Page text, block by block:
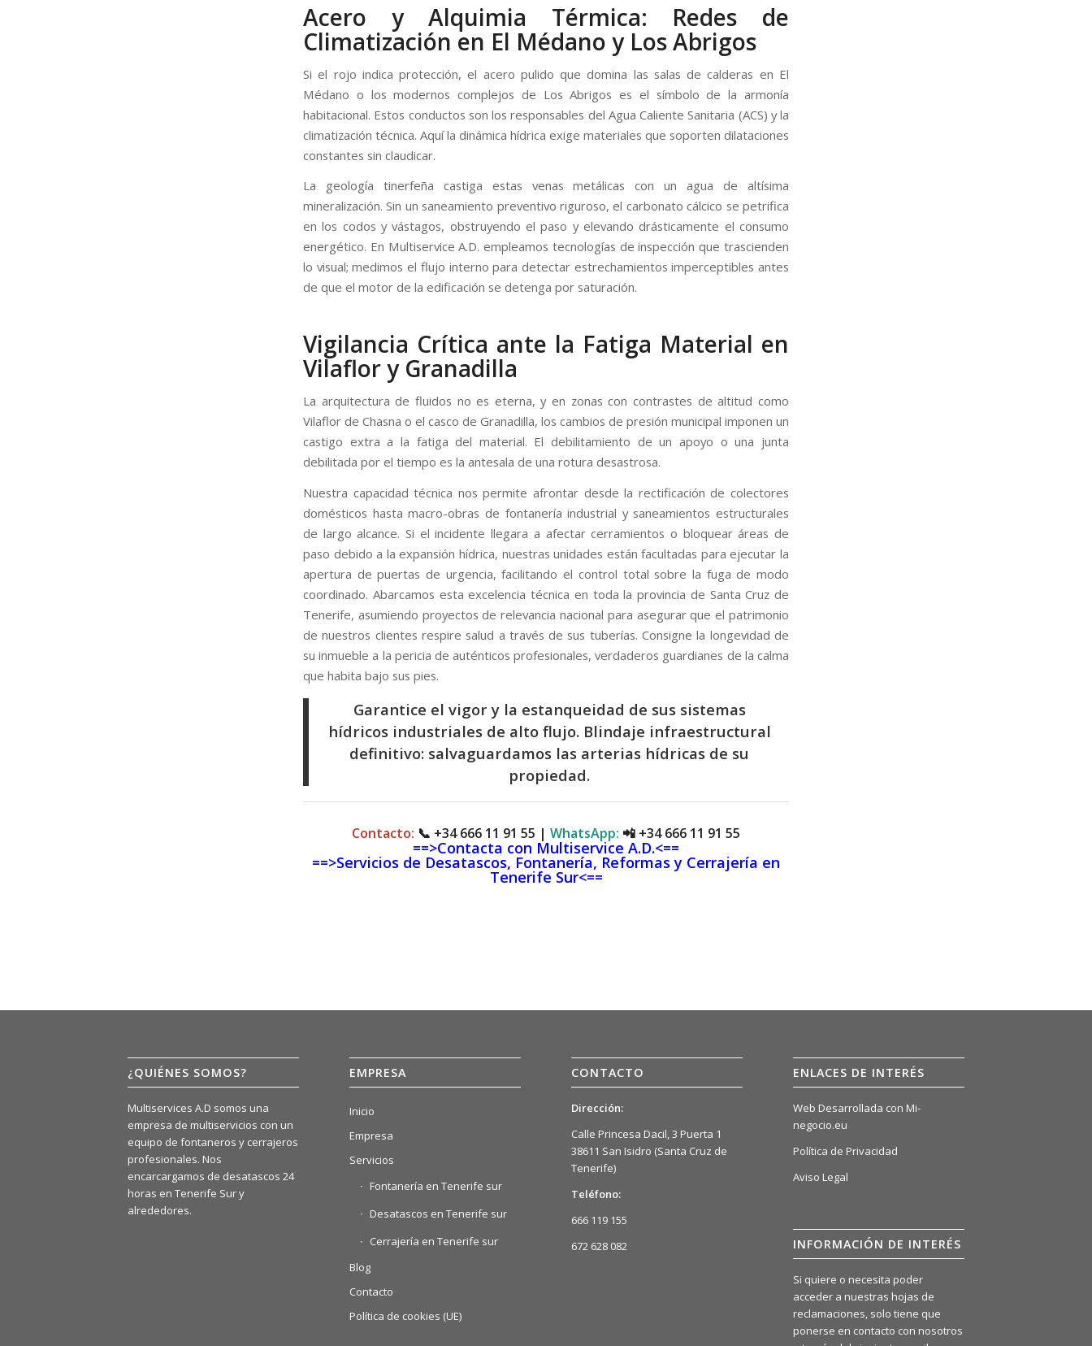
Acero y Alquimia Térmica: Redes de
Climatización en El Médano y Los Abrigos
Si el rojo indica protección, el acero pulido que domina las salas de calderas en El
Médano o los modernos complejos de Los Abrigos es el símbolo de la armonía
habitacional. Estos conductos son los responsables del Agua Caliente Sanitaria (ACS) y la
climatización técnica. Aquí la dinámica hídrica exige materiales que soporten dilataciones
constantes sin claudicar.
La geología tinerfeña castiga estas venas metálicas con un agua de altísima
mineralización. Sin un saneamiento preventivo riguroso, el carbonato cálcico se petrifica
en los codos y vástagos, obstruyendo el paso y elevando drásticamente el consumo
energético. En Multiservice A.D. empleamos tecnologías de inspección que trascienden
lo visual; medimos el flujo interno para detectar estrechamientos imperceptibles antes
de que el motor de la edificación se detenga por saturación.
Vigilancia Crítica ante la Fatiga Material en
Vilaflor y Granadilla
La arquitectura de fluidos no es eterna, y en zonas con contrastes de altitud como
Vilaflor de Chasna o el casco de Granadilla, los cambios de presión municipal imponen un
castigo extra a la fatiga del material. El debilitamiento de un apoyo o una junta
debilitada por el tiempo es la antesala de una rotura desastrosa.
Nuestra capacidad técnica nos permite afrontar desde la rectificación de colectores
domésticos hasta macro-obras de fontanería industrial y saneamientos estructurales
de largo alcance. Si el incidente llegara a afectar cerramientos o bloquear áreas de
paso debido a la expansión hídrica, nuestras unidades están facultadas para ejecutar la
apertura de puertas de urgencia, facilitando el control total sobre la fuga de modo
coordinado. Abarcamos esta excelencia técnica en toda la provincia de Santa Cruz de
Tenerife, asumiendo proyectos de relevancia nacional para asegurar que el patrimonio
de nuestros clientes respire salud a través de sus tuberías. Consigne la longevidad de
su inmueble a la pericia de auténticos profesionales, verdaderos guardianes de la calma
que habita bajo sus pies.
Garantice el vigor y la estanqueidad de sus sistemas
hídricos industriales de alto flujo. Blindaje infraestructural
definitivo: salvaguardamos las arterias hídricas de su
propiedad.
Contacto: 📞 +34 666 11 91 55 | WhatsApp: 📲 +34 666 11 91 55
==>Contacta con Multiservice A.D.<==
==>Servicios de Desatascos, Fontanería, Reformas y Cerrajería en
Tenerife Sur<==
¿QUIÉNES SOMOS?
Multiservices A.D somos una
empresa de multiservicios con un
equipo de fontaneros y cerrajeros
profesionales. Nos
encarcargamos de desatascos 24
horas en Tenerife Sur y
alrededores.
EMPRESA
Inicio
Empresa
Servicios
Fontanería en Tenerife sur
Desatascos en Tenerife sur
Cerrajería en Tenerife sur
Blog
Contacto
Política de cookies (UE)
CONTACTO
Dirección:
Calle Princesa Dacil, 3 Puerta 1
38611 San Isidro (Santa Cruz de
Tenerife)
Teléfono:
666 119 155
672 628 082
ENLACES DE INTERÉS
Web Desarrollada con Mi-
negocio.eu
Política de Privacidad
Aviso Legal
INFORMACIÓN DE INTERÉS
Si quiere o necesita poder
acceder a nuestras hojas de
reclamaciones, solo tiene que
ponerse en contacto con nosotros